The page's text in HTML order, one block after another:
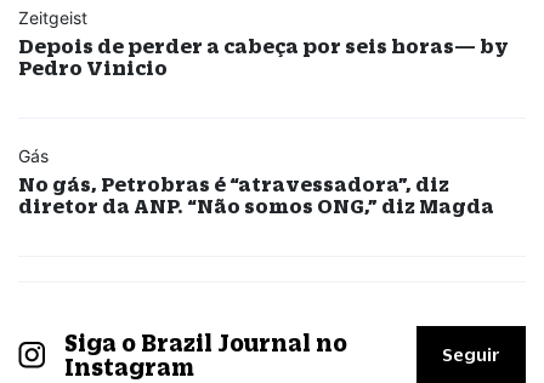
Zeitgeist
Depois de perder a cabeça por seis horas— by
Pedro Vinicio
Gás
No gás, Petrobras é “atravessadora”, diz
diretor da ANP. “Não somos ONG,” diz Magda
Siga o Brazil Journal no
Instagram
Seguir